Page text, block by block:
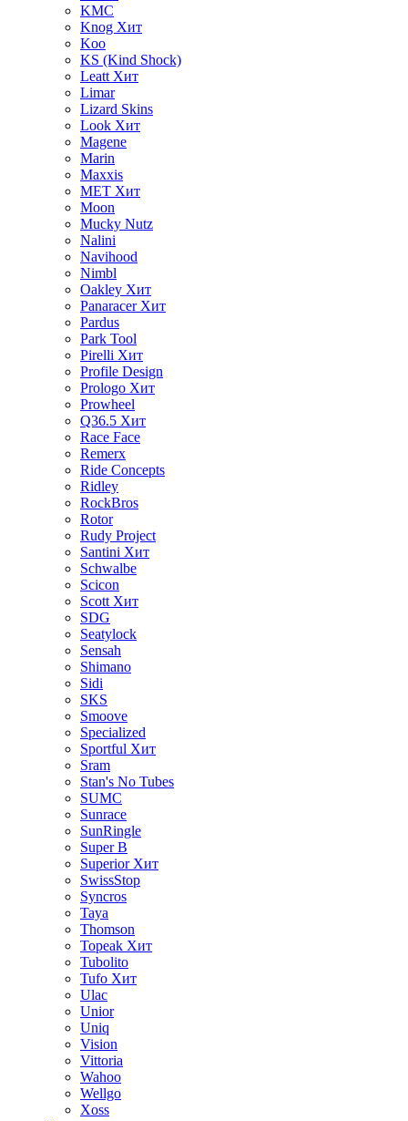
KMC
Knog Хит
Koo
KS (Kind Shock)
Leatt Хит
Limar
Lizard Skins
Look Хит
Magene
Marin
Maxxis
MET Хит
Moon
Mucky Nutz
Nalini
Navihood
Nimbl
Oakley Хит
Panaracer Хит
Pardus
Park Tool
Pirelli Хит
Profile Design
Prologo Хит
Prowheel
Q36.5 Хит
Race Face
Remerx
Ride Concepts
Ridley
RockBros
Rotor
Rudy Project
Santini Хит
Schwalbe
Scicon
Scott Хит
SDG
Seatylock
Sensah
Shimano
Sidi
SKS
Smoove
Specialized
Sportful Хит
Sram
Stan's No Tubes
SUMC
Sunrace
SunRingle
Super B
Superior Хит
SwissStop
Syncros
Taya
Thomson
Topeak Хит
Tubolito
Tufo Хит
Ulac
Unior
Uniq
Vision
Vittoria
Wahoo
Wellgo
Xoss